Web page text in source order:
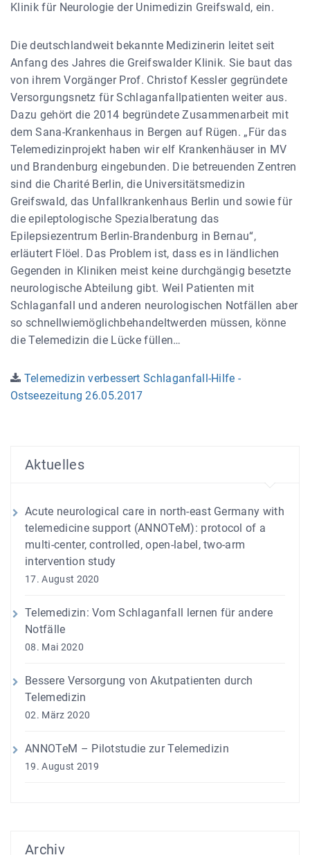
Klinik für Neurologie der Unimedizin Greifswald, ein.
Die deutschlandweit bekannte Medizinerin leitet seit
Anfang des Jahres die Greifswalder Klinik. Sie baut das
von ihrem Vorgänger Prof. Christof Kessler gegründete
Versorgungsnetz für Schlaganfallpatienten weiter aus.
Dazu gehört die 2014 begründete Zusammenarbeit mit
dem Sana-Krankenhaus in Bergen auf Rügen. „Für das
Telemedizinprojekt haben wir elf Krankenhäuser in MV
und Brandenburg eingebunden. Die betreuenden Zentren
sind die Charité Berlin, die Universitätsmedizin
Greifswald, das Unfallkrankenhaus Berlin und sowie für
die epileptologische Spezialberatung das
Epilepsiezentrum Berlin-Brandenburg in Bernau“,
erläutert Flöel. Das Problem ist, dass es in ländlichen
Gegenden in Kliniken meist keine durchgängig besetzte
neurologische Abteilung gibt. Weil Patienten mit
Schlaganfall und anderen neurologischen Notfällen aber
so schnellwiemöglichbehandeltwerden müssen, könne
die Telemedizin die Lücke füllen…
Telemedizin verbessert Schlaganfall-Hilfe -
Ostseezeitung 26.05.2017
Aktuelles
Acute neurological care in north-east Germany with
telemedicine support (ANNOTeM): protocol of a
multi-center, controlled, open-label, two-arm
intervention study
17. August 2020
Telemedizin: Vom Schlaganfall lernen für andere
Notfälle
08. Mai 2020
Bessere Versorgung von Akutpatienten durch
Telemedizin
02. März 2020
ANNOTeM – Pilotstudie zur Telemedizin
19. August 2019
Archiv